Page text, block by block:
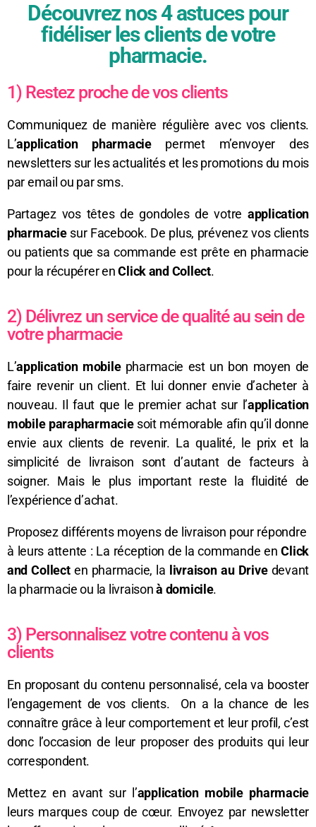
Découvrez nos 4 astuces pour
fidéliser les clients de votre
pharmacie.
1) Restez proche de vos clients
Communiquez de manière régulière avec vos clients.
L’application pharmaciepermet m’envoyer des
newsletters sur les actualités et les promotions du mois
par email ou par sms.
Partagez vos têtes de gondoles de votre application
pharmaciesur Facebook. De plus, prévenez vos clients
ou patients que sa commande est prête en pharmacie
pour la récupérer enClick and Collect.
2) Délivrez un service de qualité au sein de
votre pharmacie
L’application mobilepharmacie est un bon moyen de
faire revenir un client. Et lui donner envie d’acheter à
nouveau. Il faut que le premier achat sur l’application
mobile parapharmaciesoit mémorable afin qu’il donne
envie aux clients de revenir. La qualité, le prix et la
simplicité de livraison sont d’autant de facteurs à
soigner. Mais le plus important reste la fluidité de
l’expérience d’achat.
Proposez différents moyens de livraison pour répondre
à leurs attente : La réception de la commande enClick
and Collecten pharmacie, la livraison au Drivedevant
la pharmacie ou la livraisonà domicile.
3) Personnalisez votre contenu à vos
clients
En proposant du contenu personnalisé, cela va booster
l’engagement de vos clients. On a la chance de les
connaître grâce à leur comportement et leur profil, c’est
donc l’occasion de leur proposer des produits qui leur
correspondent.
Mettez en avant sur l’application mobile pharmacie
leurs marques coup de cœur. Envoyez par newsletter